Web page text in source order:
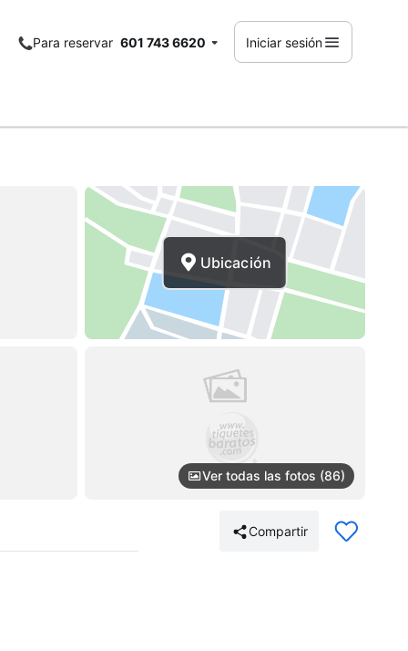
Para reservar 601 743 6620 Iniciar sesión
Ver todas las fotos (86)
Ubicación
Compartir